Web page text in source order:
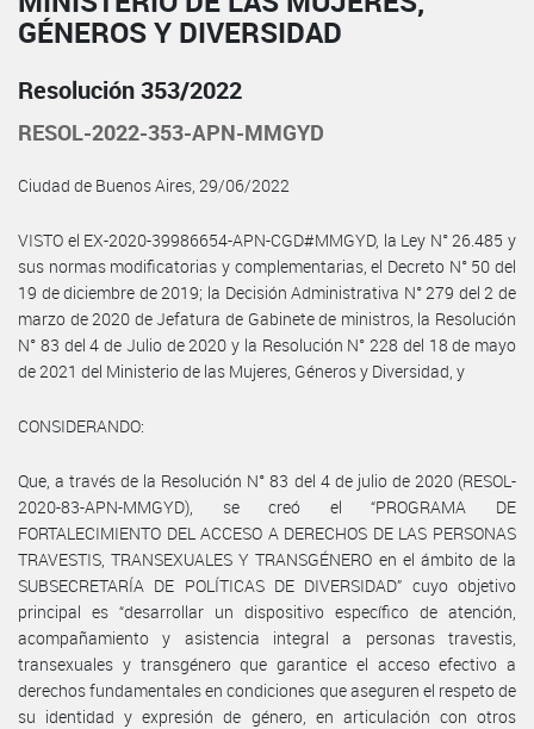
GÉNEROS Y DIVERSIDAD
Resolución 353/2022
RESOL-2022-353-APN-MMGYD
Ciudad de Buenos Aires, 29/06/2022
VISTO el EX-2020-39986654-APN-CGD#MMGYD, la Ley N° 26.485 y
sus normas modificatorias y complementarias, el Decreto N° 50 del
19 de diciembre de 2019; la Decisión Administrativa N° 279 del 2 de
marzo de 2020 de Jefatura de Gabinete de ministros, la Resolución
N° 83 del 4 de Julio de 2020 y la Resolución N° 228 del 18 de mayo
de 2021 del Ministerio de las Mujeres, Géneros y Diversidad, y
CONSIDERANDO:
Que, a través de la Resolución N° 83 del 4 de julio de 2020 (RESOL-
2020-83-APN-MMGYD), se creó el “PROGRAMA DE
FORTALECIMIENTO DEL ACCESO A DERECHOS DE LAS PERSONAS
TRAVESTIS, TRANSEXUALES Y TRANSGÉNERO en el ámbito de la
SUBSECRETARÍA DE POLÍTICAS DE DIVERSIDAD” cuyo objetivo
principal es “desarrollar un dispositivo específico de atención,
acompañamiento y asistencia integral a personas travestis,
transexuales y transgénero que garantice el acceso efectivo a
derechos fundamentales en condiciones que aseguren el respeto de
su identidad y expresión de género, en articulación con otros